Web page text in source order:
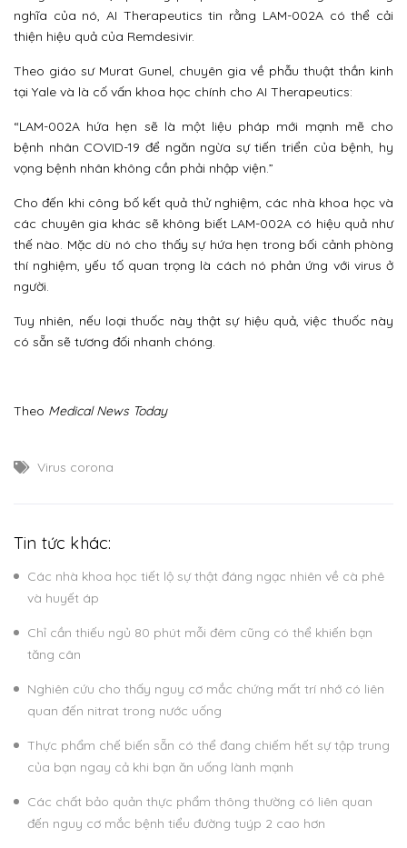
nghĩa của nó, AI Therapeutics tin rằng LAM-002A có thể cải
thiện hiệu quả của Remdesivir.
Theo giáo sư Murat Gunel, chuyên gia về phẫu thuật thần kinh
tại Yale và là cố vấn khoa học chính cho AI Therapeutics:
“LAM-002A hứa hẹn sẽ là một liệu pháp mới mạnh mẽ cho
bệnh nhân COVID-19 để ngăn ngừa sự tiến triển của bệnh, hy
vọng bệnh nhân không cần phải nhập viện.”
Cho đến khi công bố kết quả thử nghiệm, các nhà khoa học và
các chuyên gia khác sẽ không biết LAM-002A có hiệu quả như
thế nào. Mặc dù nó cho thấy sự hứa hẹn trong bối cảnh phòng
thí nghiệm, yếu tố quan trọng là cách nó phản ứng với virus ở
người.
Tuy nhiên, nếu loại thuốc này thật sự hiệu quả, việc thuốc này
có sẵn sẽ tương đối nhanh chóng.
Theo Medical News Today
Virus corona
Tin tức khác:
Các nhà khoa học tiết lộ sự thật đáng ngạc nhiên về cà phê
và huyết áp
Chỉ cần thiếu ngủ 80 phút mỗi đêm cũng có thể khiến bạn
tăng cân
Nghiên cứu cho thấy nguy cơ mắc chứng mất trí nhớ có liên
quan đến nitrat trong nước uống
Thực phẩm chế biến sẵn có thể đang chiếm hết sự tập trung
của bạn ngay cả khi bạn ăn uống lành mạnh
Các chất bảo quản thực phẩm thông thường có liên quan
đến nguy cơ mắc bệnh tiểu đường tuýp 2 cao hơn